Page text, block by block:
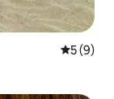
5 (9)